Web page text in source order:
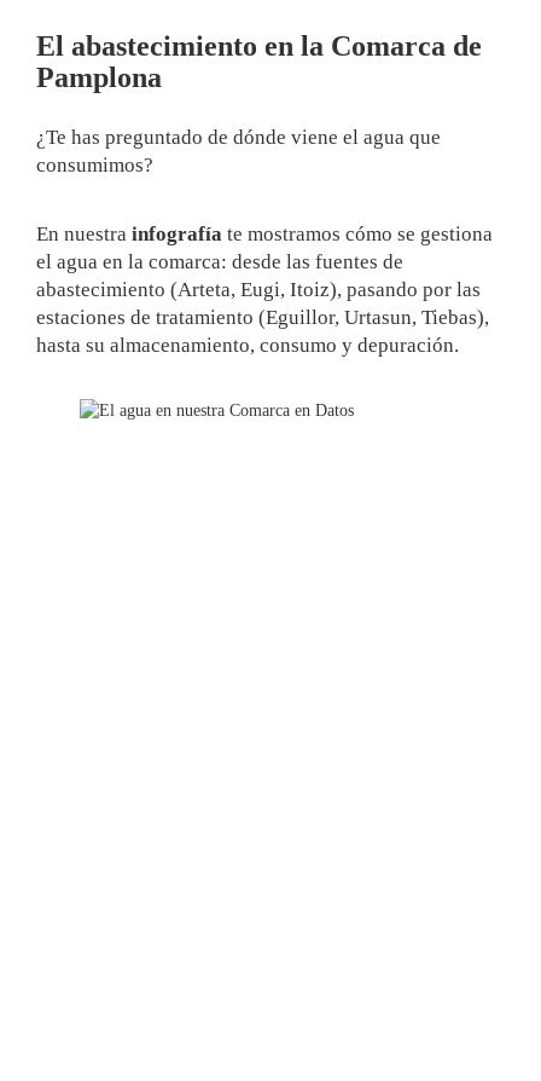
El abastecimiento en la Comarca de
Pamplona
¿Te has preguntado de dónde viene el agua que
consumimos?
En nuestra infografía te mostramos cómo se gestiona
el agua en la comarca: desde las fuentes de
abastecimiento (Arteta, Eugi, Itoiz), pasando por las
estaciones de tratamiento (Eguillor, Urtasun, Tiebas),
hasta su almacenamiento, consumo y depuración.